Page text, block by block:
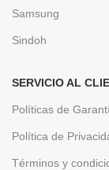
Samsung
Sindoh
SERVICIO AL
Políticas de
Política de
Términos y